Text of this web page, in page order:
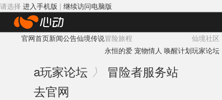
请选择 进入手机版 | 继续访问电脑版
心
动
络
官网首页新闻公告仙境传说冒险旅程
永恒的爱 宠物情人 唤醒计划
仙境社区
玩家论坛
a玩家论坛 〉
冒险者服务站
去官网